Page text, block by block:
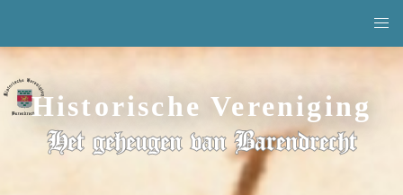
Historische Vereniging
Het geheugen van Barendrecht